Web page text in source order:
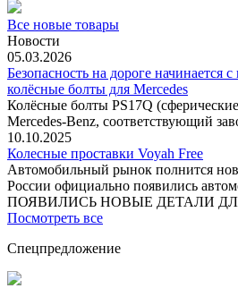
Все новые товары
Новости
05.03.2026
Безопасность на дороге начинается
колёсные болты для Mercedes
Колёсные болты PS17Q
Mercedes‑Benz, соответствующий
10.10.2025
Колесные проставки Voyah Free
Автомобильный рынок полнится
России официально появились
ПОЯВИЛИСЬ НОВЫЕ ДЕТАЛИ
Посмотреть все
Спецпредложение